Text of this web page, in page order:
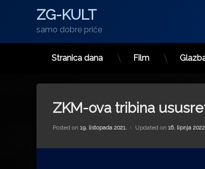
ZG-KULT
samo dobre priče
Stranica dana Film
ZKM-ova tribina
Posted on 19. listopada 2021. Updated on 16. lipnja